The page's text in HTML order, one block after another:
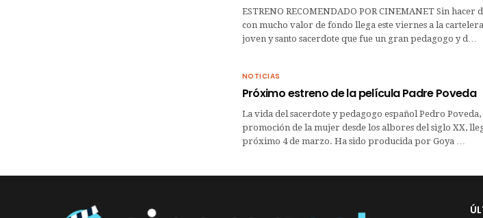
ESTRENO RECOMENDADO POR CINEMANET Sin
con mucho valor de fondo llega este viernes a la
joven y santo sacerdote que fue un gran pedagogo y d…
NOTICIAS
Próximo estreno de la película Padre Poveda
La vida del sacerdote y pedagogo español Pedro
promoción de la mujer desde los albores del siglo XX,
próximo 4 de marzo. Ha sido producida por Goya …